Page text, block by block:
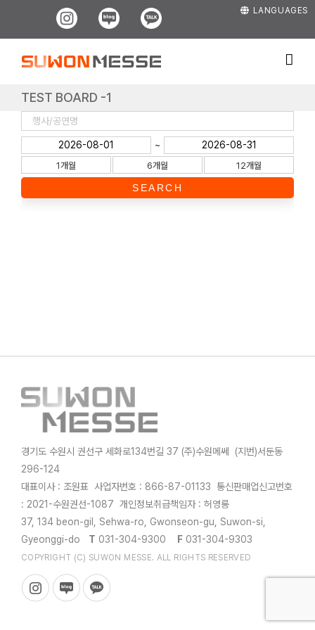
LANGUAGES
Instagram
Blog Kakao
TEST BOARD -1
~
1개월
6개월 12개월
SEARCH
경기도 수원시 권선구 세화로134번길 37 (주)수원메쎄 (지번)서둔동
296-124
대표이사 : 조원표 사업자번호 : 866-87-01133 통신판매업신고번호
: 2021-수원권선-1087 개인정보취급책임자 : 허영롱
37, 134 beon-gil, Sehwa-ro, Gwonseon-gu, Suwon-si,
Gyeonggi-do T 031-304-9300 F 031-304-9303
COPYRIGHT (C) SUWON MESSE. ALL RIGHTS RESERVED